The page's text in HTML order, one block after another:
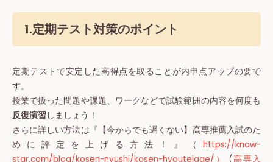
1.定期テスト対策のポイント
定期テストで安定した高得点を取ることが内申点アップの要で
す。
授業で扱った問題や課題、ワークなどで試験範囲の内容を何度も
反復演習しましょう！
さらに詳しい方法は『【今からでも遅くない】高専推薦入試のた
めに評定を上げる方法！』（https://know-
star.com/blog/kosen-nyushi/kosen-hyouteiage/）
(高専入